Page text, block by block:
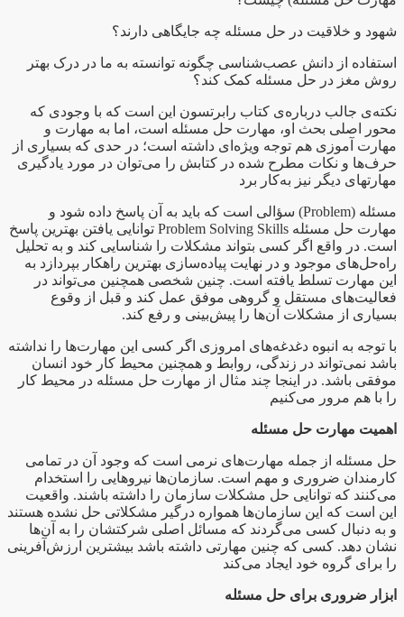
شهود و خلاقیت در حل مسئله چه جایگاهی دارند؟
استفاده از دانش عصب‌شناسی چگونه توانسته به ما در درک بهتر
روش مغز در حل مسئله کمک کند؟
نکته‌ی جالب درباره‌ی کتاب رابرتسون این است که با وجودی که
محور اصلی بحث او، مهارت حل مسئله است، اما به مهارت و
مهارت آموزی هم توجه ویژه‌ای داشته است؛ در حدی که بسیاری از
حرف‌ها و نکات مطرح شده در کتابش را می‌توان در مورد یادگیری
مهارتهای دیگر نیز به‌کار برد
مسئله (Problem) سؤالی است که باید به آن پاسخ داده شود و
مهارت حل مسئله Problem Solving Skills توانایی یافتن بهترین پاسخ
است. در واقع اگر کسی بتواند مشکلات را شناسایی کند و به تحلیل
راه‌حل‌های موجود و در نهایت پیاده‌سازی بهترین راهکار بپردازد به
این مهارت تسلط یافته است. چنین شخصی همچنین می‌تواند در
فعالیت‌های مستقل و گروهی موفق عمل کند و قبل از وقوع
بسیاری از مشکلات آن‌ها را پیش‌بینی و رفع کند.
با توجه به انبوه دغدغه‌های امروزی اگر کسی این مهارت‌ها را نداشته
باشد نمی‌تواند در زندگی، روابط و همچنین محیط کار خود انسان
موفقی باشد. در اینجا چند مثال از مهارت حل مسئله در محیط کار
را با هم مرور می‌کنیم
اهمیت مهارت حل مسئله
حل مسئله از جمله مهارت‌های نرمی است که وجود آن در تمامی
کارمندان ضروری و مهم است. سازمان‌ها نیروهایی را استخدام
می‌کنند که توانایی حل مشکلات سازمان را داشته باشند. واقعیت
این است که این سازمان‌ها همواره درگیر مشکلاتی حل نشده‌ هستند
و به دنبال کسی می‌گردند که مسائل اصلی شرکتشان را به آن‌ها
نشان دهد. کسی که چنین مهارتی داشته باشد بیشترین ارزش‌آفرینی
را برای گروه خود ایجاد می‌کند
ابزار ضروری برای حل مسئله